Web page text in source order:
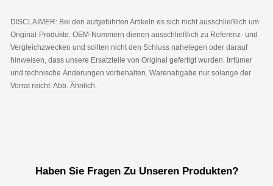
DISCLAIMER: Bei den aufgeführten Artikeln es sich nicht ausschließlich um
Original-Produkte. OEM-Nummern dienen ausschließlich zu Referenz- und
Vergleichzwecken und sollten nicht den Schluss nahelegen oder darauf
hinweisen, dass unsere Ersatzteile von Original gefertigt wurden. Irrtümer
und technische Änderungen vorbehalten. Warenabgabe nur solange der
Vorrat reicht. Abb. Ähnlich.
Haben Sie Fragen Zu Unseren Produkten?